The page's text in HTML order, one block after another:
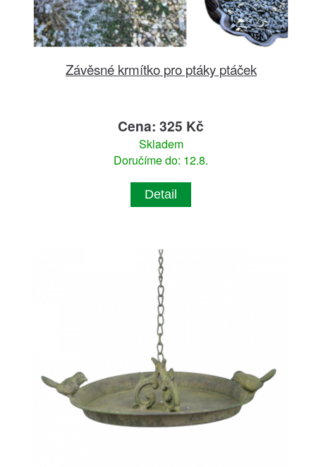
Závěsné krmítko pro ptáky ptáček
Cena: 325 Kč
Skladem
Doručíme do: 12.8.
Detail